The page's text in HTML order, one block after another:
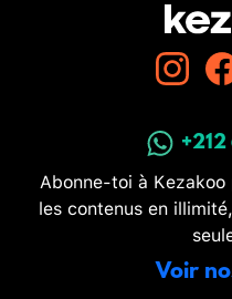
Abonne-toi à
les contenus en
Voir